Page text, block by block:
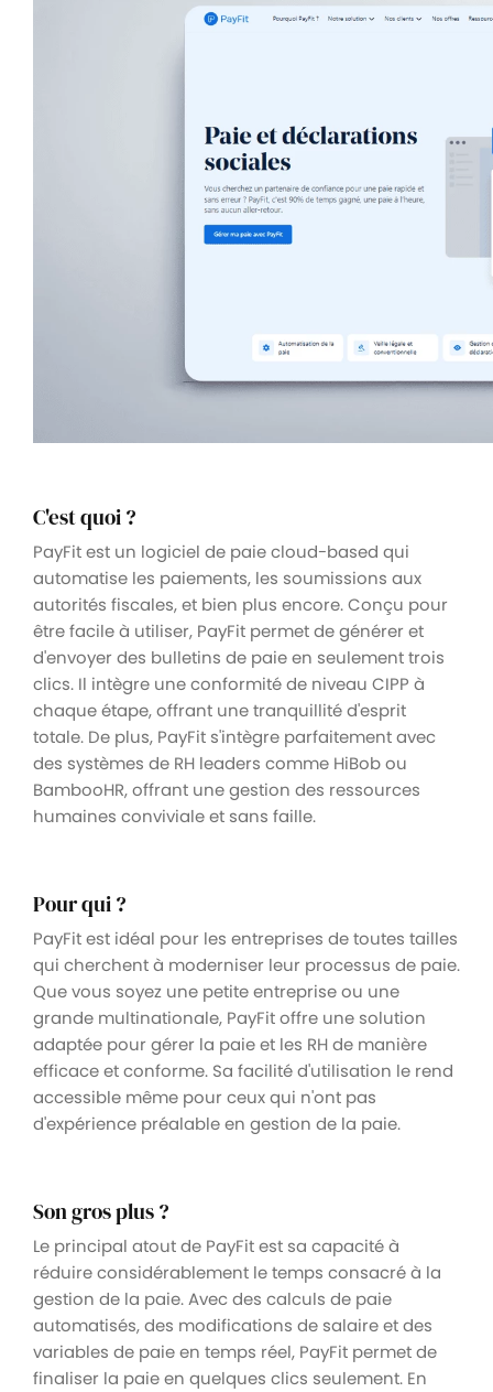
C'est quoi ?
PayFit est un logiciel de paie cloud-based qui
automatise les paiements, les soumissions aux
autorités fiscales, et bien plus encore. Conçu pour
être facile à utiliser, PayFit permet de générer et
d'envoyer des bulletins de paie en seulement trois
clics. Il intègre une conformité de niveau CIPP à
chaque étape, offrant une tranquillité d'esprit
totale. De plus, PayFit s'intègre parfaitement avec
des systèmes de RH leaders comme HiBob ou
BambooHR, offrant une gestion des ressources
humaines conviviale et sans faille.
Pour qui ?
PayFit est idéal pour les entreprises de toutes tailles
qui cherchent à moderniser leur processus de paie.
Que vous soyez une petite entreprise ou une
grande multinationale, PayFit offre une solution
adaptée pour gérer la paie et les RH de manière
efficace et conforme. Sa facilité d'utilisation le rend
accessible même pour ceux qui n'ont pas
d'expérience préalable en gestion de la paie.
Son gros plus ?
Le principal atout de PayFit est sa capacité à
réduire considérablement le temps consacré à la
gestion de la paie. Avec des calculs de paie
automatisés, des modifications de salaire et des
variables de paie en temps réel, PayFit permet de
finaliser la paie en quelques clics seulement. En